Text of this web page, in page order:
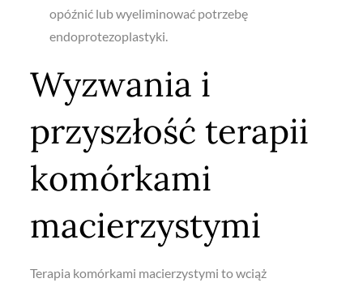
opóźnić lub wyeliminować potrzebę
endoprotezoplastyki.
Wyzwania i
przyszłość terapii
komórkami
macierzystymi
Terapia komórkami macierzystymi to wciąż